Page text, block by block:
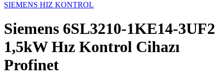
SIEMENS HIZ KONTROL
Siemens 6SL3210-1KE14-3UF2
1,5kW Hız Kontrol Cihazı
Profinet